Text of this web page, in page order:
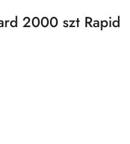
2000 szt Rapid